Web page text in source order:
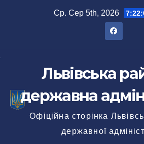
Ср. Сер 5th, 2026
Львівська
державна
Офіційна сторінка
державної